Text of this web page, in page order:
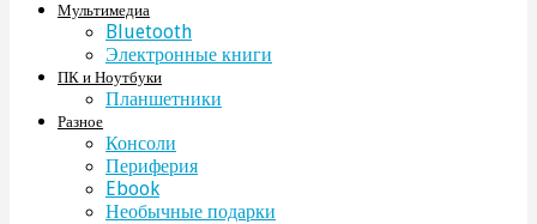
Мультимедиа
Bluetooth
Электронные книги
ПК и Ноутбуки
Планшетники
Разное
Консоли
Периферия
Ebook
Необычные подарки